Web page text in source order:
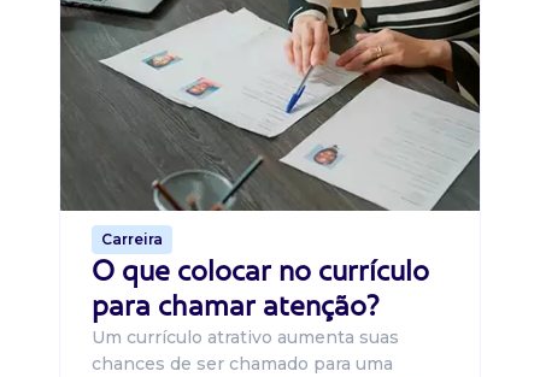
Carreira
O que colocar no currículo
para chamar atenção?
Um currículo atrativo aumenta suas
chances de ser chamado para uma